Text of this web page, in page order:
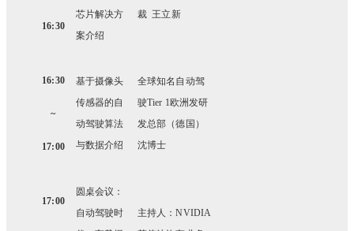
16:30
芯片解决方
案介绍
裁 王立新
16:30
~
17:00
基于摄像头
传感器的自
动驾驶算法
与数据介绍
全球知名自动驾
驶Tier 1欧洲发研
发总部（德国）
沈博士
17:00
圆桌会议：
自动驾驶时
主持人：NVIDIA